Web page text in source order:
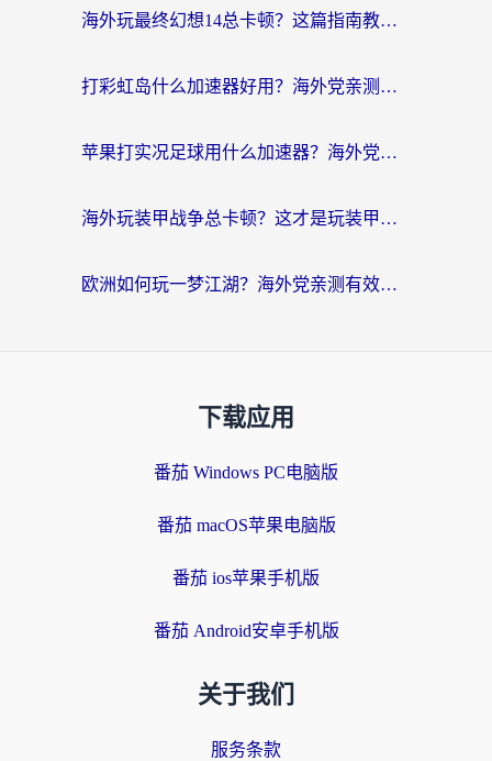
海外玩最终幻想14总卡顿？这篇指南教你选对加速器（附非洲美国玩家实测）
打彩虹岛什么加速器好用？海外党亲测的国服游戏加速终极指南
苹果打实况足球用什么加速器？海外党亲测有效的国服游戏加速指南
海外玩装甲战争总卡顿？这才是玩装甲战争最好的加速器（附马来西亚玩重装上阵攻略）
欧洲如何玩一梦江湖？海外党亲测有效的国服游戏加速指南
下载应用
番茄 Windows PC电脑版
番茄 macOS苹果电脑版
番茄 ios苹果手机版
番茄 Android安卓手机版
关于我们
服务条款